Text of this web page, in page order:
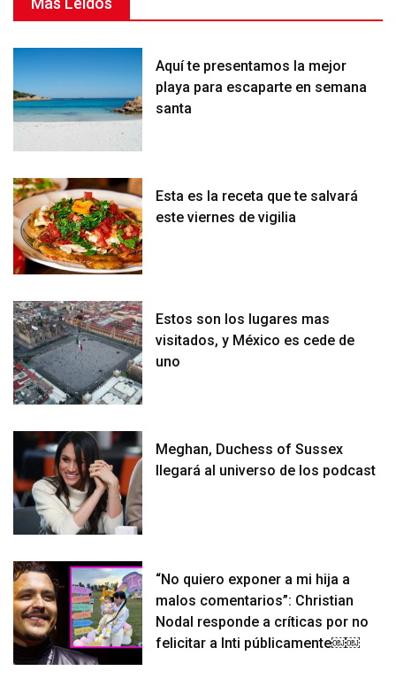
Aquí te presentamos la mejor
playa para escaparte en semana
santa
Esta es la receta que te salvará
este viernes de vigilia
Estos son los lugares mas
visitados, y México es cede de
uno
Meghan, Duchess of Sussex
llegará al universo de los podcast
“No quiero exponer a mi hija a
malos comentarios”: Christian
Nodal responde a críticas por no
felicitar a Inti públicamente￼￼